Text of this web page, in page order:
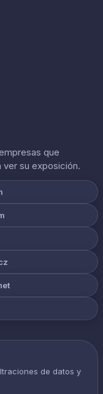
que
ver su exposición.
de datos y